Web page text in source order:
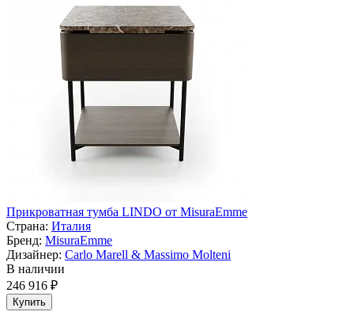
Прикроватная тумба LINDO от MisuraEmme
Страна: Италия
Бренд: MisuraEmme
Дизайнер: Carlo Marell & Massimo Molteni
В наличии
246 916 ₽
Купить